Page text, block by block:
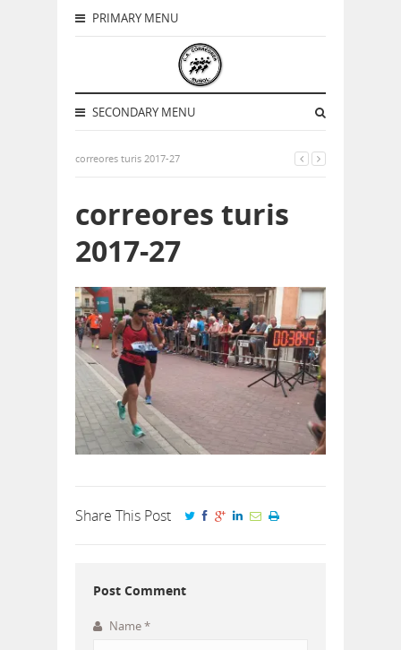
PRIMARY MENU
SECONDARY MENU
correores turis 2017-27
correores turis
2017-27
Share This Post
Post Comment
Name*